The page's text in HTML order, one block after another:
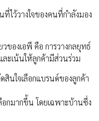
ไว้วางใจของคนที่กำลังมอง
ของเอพี คือ การวางกลยุทธ์
ละเน้นให้ลูกค้ามีส่วนร่วม
นใจเลือกแบรนด์ของลูกค้า
กมากขึ้น โดยเฉพาะบ้านซึ่ง